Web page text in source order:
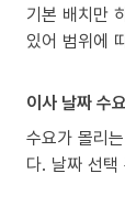
기본 배치만
있어 범위에
이사 날짜 수
수요가 몰리
다. 날짜 선택